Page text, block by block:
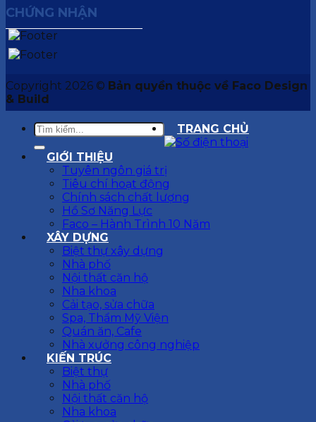
CHỨNG NHẬN
Copyright 2026 © Bản quyền thuộc về Faco Design
& Build
TRANG CHỦ
GIỚI THIỆU
Tuyên ngôn giá trị
Tiêu chí hoạt động
Chính sách chất lượng
Hồ Sơ Năng Lực
Faco – Hành Trình 10 Năm
XÂY DỰNG
Biệt thự xây dựng
Nhà phố
Nội thất căn hộ
Nha khoa
Cải tạo, sửa chữa
Spa, Thẩm Mỹ Viện
Quán ăn, Cafe
Nhà xưởng công nghiệp
KIẾN TRÚC
Biệt thự
Nhà phố
Nội thất căn hộ
Nha khoa